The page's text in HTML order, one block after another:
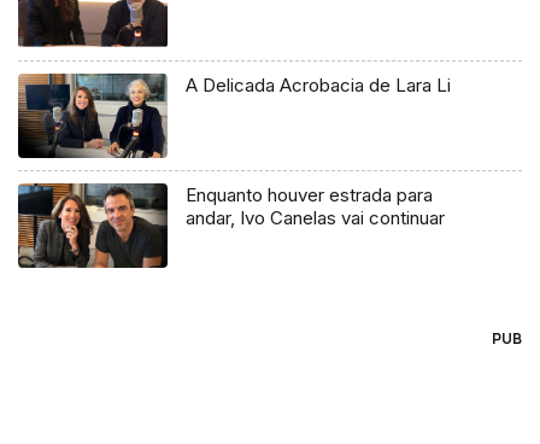
A Delicada Acrobacia de Lara Li
Enquanto houver estrada para
andar, Ivo Canelas vai continuar
PUB